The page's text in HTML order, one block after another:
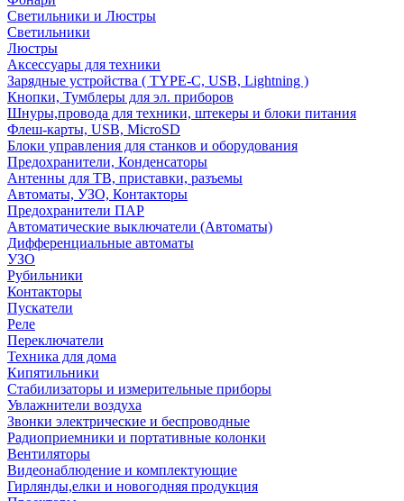
Светильники и Люстры
Светильники
Люстры
Аксессуары для техники
Зарядные устройства ( TYPE-C, USB, Lightning )
Кнопки, Тумблеры для эл. приборов
Шнуры,провода для техники, штекеры и блоки питания
Флеш-карты, USB, MicroSD
Блоки управления для станков и оборудования
Предохранители, Конденсаторы
Антенны для ТВ, приставки, разъемы
Автоматы, УЗО, Контакторы
Предохранители ПАР
Автоматические выключатели (Автоматы)
Дифференциальные автоматы
УЗО
Рубильники
Контакторы
Пускатели
Реле
Переключатели
Техника для дома
Кипятильники
Стабилизаторы и измерительные приборы
Увлажнители воздуха
Звонки электрические и беспроводные
Радиоприемники и портативные колонки
Вентиляторы
Видеонаблюдение и комплектующие
Гирлянды,елки и новогодняя продукция